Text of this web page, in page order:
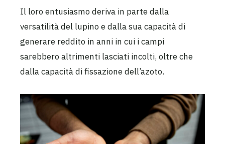
Il loro entusiasmo deriva in parte dalla
versatilità del lupino e dalla sua capacità di
generare reddito in anni in cui i campi
sarebbero altrimenti lasciati incolti, oltre che
dalla capacità di fissazione dell’azoto.